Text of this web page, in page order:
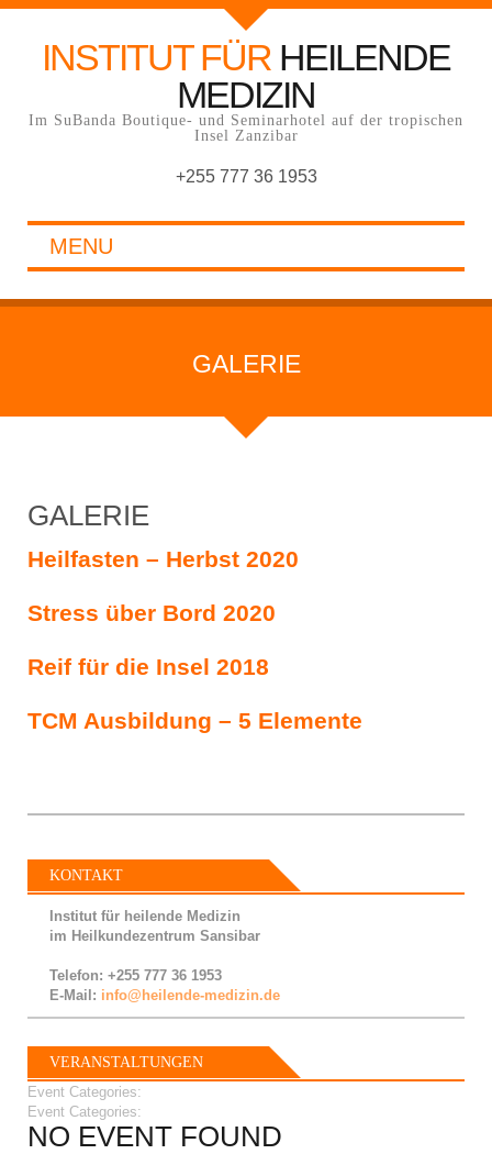
INSTITUT FÜR HEILENDE
MEDIZIN
Im SuBanda Boutique- und Seminarhotel auf der tropischen
Insel Zanzibar
+255 777 36 1953
MENU
GALERIE
GALERIE
Heilfasten – Herbst 2020
Stress über Bord 2020
Reif für die Insel 2018
TCM Ausbildung – 5 Elemente
KONTAKT
Institut für heilende Medizin
im Heilkundezentrum Sansibar
Telefon: +255 777 36 1953
E-Mail: info@heilende-medizin.de
VERANSTALTUNGEN
Event Categories:
Event Categories:
NO EVENT FOUND